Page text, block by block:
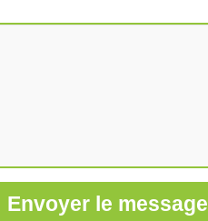
Envoyer le message